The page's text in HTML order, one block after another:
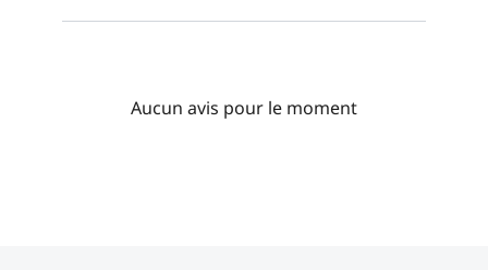
Aucun avis pour le moment